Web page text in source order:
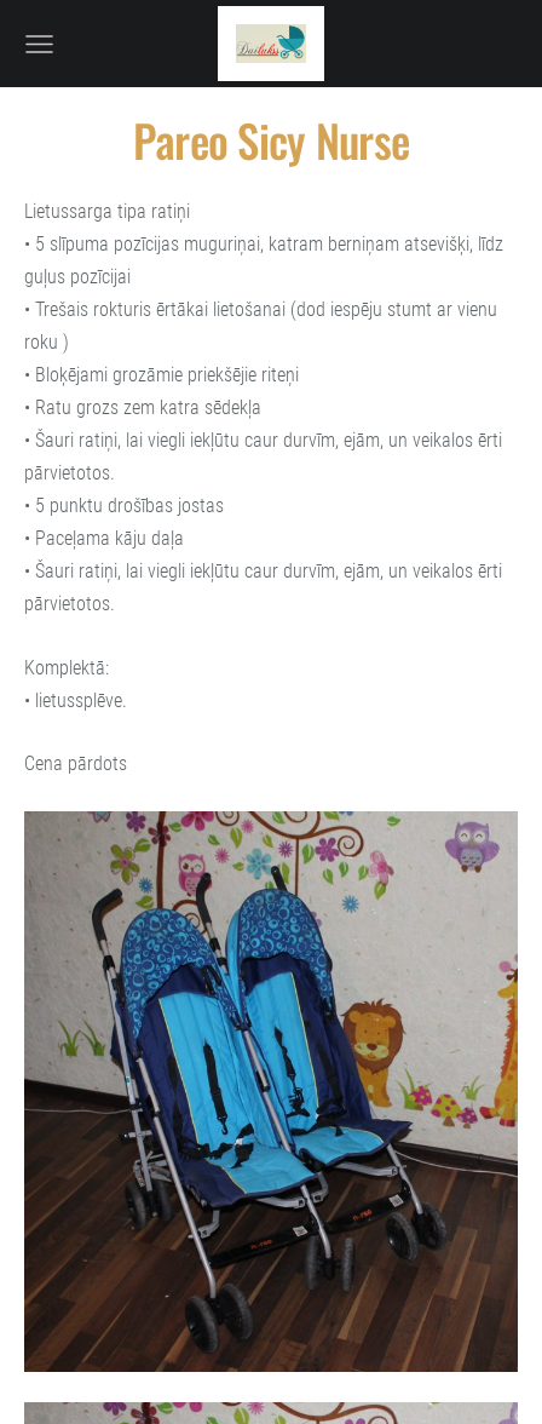
Pareo Sicy Nurse
Lietussarga tipa ratiņi
• 5 slīpuma pozīcijas muguriņai, katram berniņam atsevišķi, līdz
guļus pozīcijai
• Trešais rokturis ērtākai lietošanai (dod iespēju stumt ar vienu
roku )
• Bloķējami grozāmie priekšējie riteņi
• Ratu grozs zem katra sēdekļa
• Šauri ratiņi, lai viegli iekļūtu caur durvīm, ejām, un veikalos ērti
pārvietotos.
• 5 punktu drošības jostas
• Paceļama kāju daļa
• Šauri ratiņi, lai viegli iekļūtu caur durvīm, ejām, un veikalos ērti
pārvietotos.
Komplektā:
• lietussplēve.
Cena pārdots